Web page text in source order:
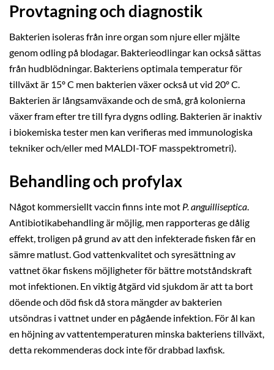
Provtagning och diagnostik
Bakterien isoleras från inre organ som njure eller mjälte
genom odling på blodagar. Bakterieodlingar kan också sättas
från hudblödningar. Bakteriens optimala temperatur för
tillväxt är 15º C men bakterien växer också ut vid 20º C.
Bakterien är långsamväxande och de små, grå kolonierna
växer fram efter tre till fyra dygns odling. Bakterien är inaktiv
i biokemiska tester men kan verifieras med immunologiska
tekniker och/eller med MALDI-TOF masspektrometri).
Behandling och profylax
Något kommersiellt vaccin finns inte mot P. anguilliseptica
Antibiotikabehandling är möjlig, men rapporteras ge dålig
effekt, troligen på grund av att den infekterade fisken får en
sämre matlust. God vattenkvalitet och syresättning av
vattnet ökar fiskens möjligheter för bättre motståndskraft
mot infektionen. En viktig åtgärd vid sjukdom är att ta bort
döende och död fisk då stora mängder av bakterien
utsöndras i vattnet under en pågående infektion. För ål kan
en höjning av vattentemperaturen minska bakteriens tillväxt,
detta rekommenderas dock inte för drabbad laxfisk.